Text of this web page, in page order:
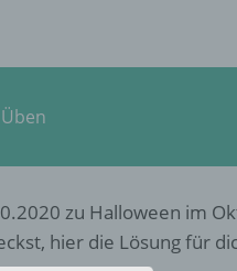
zu Halloween im
hier die Lösung für